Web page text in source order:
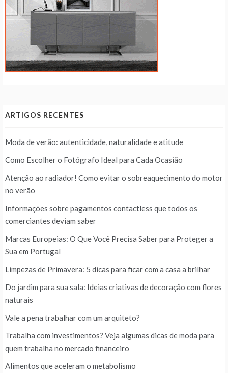
ARTIGOS RECENTES
Moda de verão: autenticidade, naturalidade e atitude
Como Escolher o Fotógrafo Ideal para Cada Ocasião
Atenção ao radiador! Como evitar o sobreaquecimento do motor
no verão
Informações sobre pagamentos contactless que todos os
comerciantes deviam saber
Marcas Europeias: O Que Você Precisa Saber para Proteger a
Sua em Portugal
Limpezas de Primavera: 5 dicas para ficar com a casa a brilhar
Do jardim para sua sala: Ideias criativas de decoração com flores
naturais
Vale a pena trabalhar com um arquiteto?
Trabalha com investimentos? Veja algumas dicas de moda para
quem trabalha no mercado financeiro
Alimentos que aceleram o metabolismo